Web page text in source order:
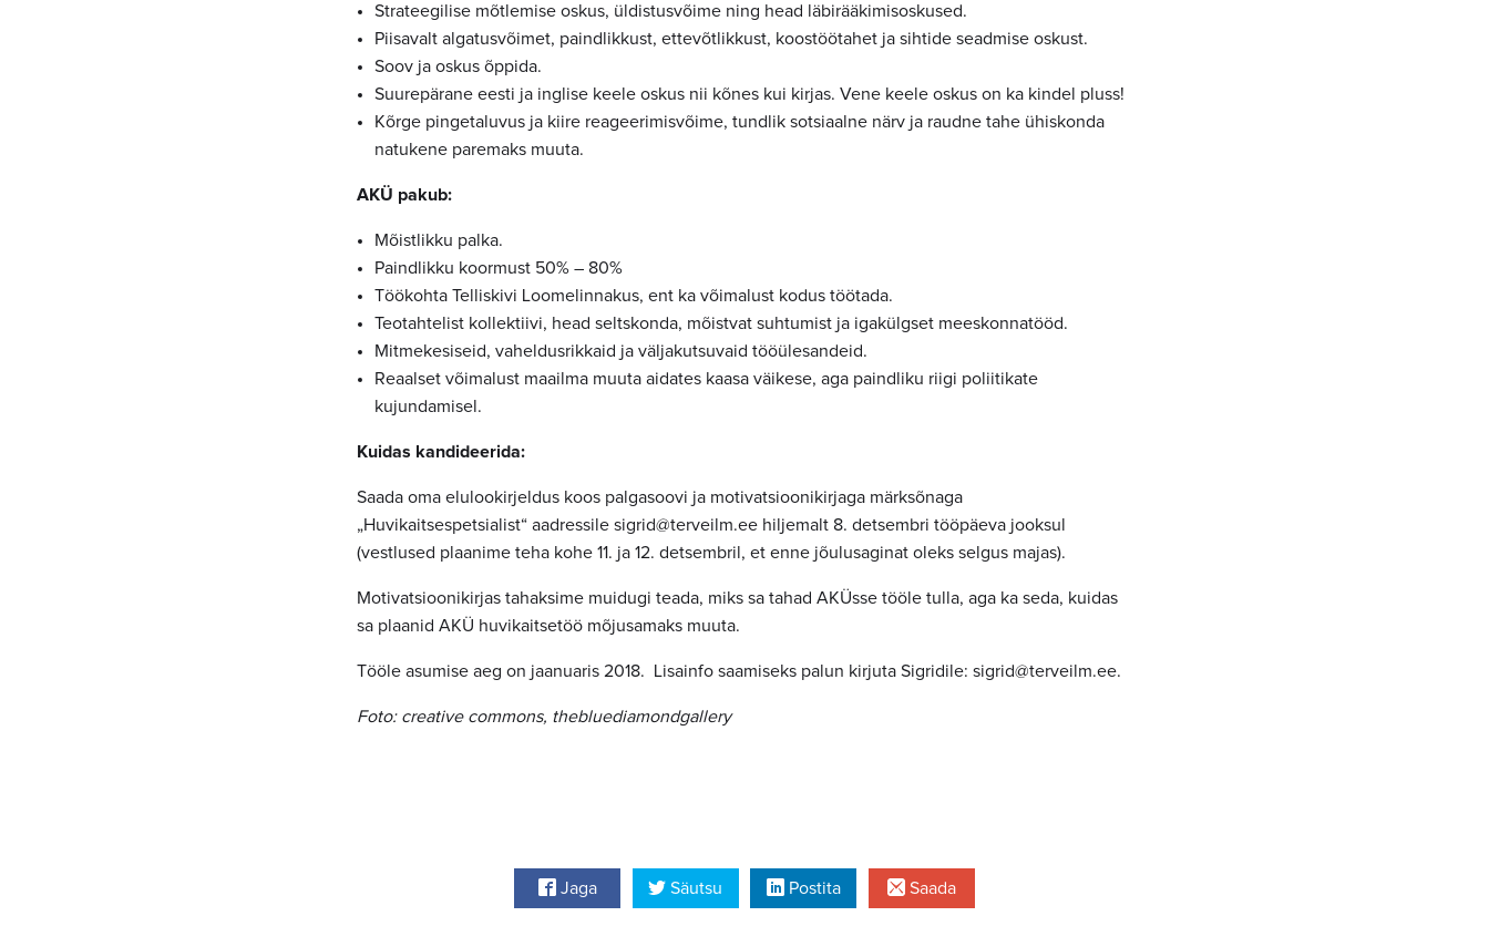
Strateegilise mõtlemise oskus, üldistusvõime ning head läbirääkimisoskused.
Piisavalt algatusvõimet, paindlikkust, ettevõtlikkust, koostöötahet ja sihtide seadmise oskust.
Soov ja oskus õppida.
Suurepärane eesti ja inglise keele oskus nii kõnes kui kirjas. Vene keele oskus on ka kindel pluss!
Kõrge pingetaluvus ja kiire reageerimisvõime, tundlik sotsiaalne närv ja raudne tahe ühiskonda
natukene paremaks muuta.
AKÜ pakub:
Mõistlikku palka.
Paindlikku koormust 50% – 80%
Töökohta Telliskivi Loomelinnakus, ent ka võimalust kodus töötada.
Teotahtelist kollektiivi, head seltskonda, mõistvat suhtumist ja igakülgset meeskonnatööd.
Mitmekesiseid, vaheldusrikkaid ja väljakutsuvaid tööülesandeid.
Reaalset võimalust maailma muuta aidates kaasa väikese, aga paindliku riigi poliitikate
kujundamisel.
Kuidas kandideerida:
Saada oma elulookirjeldus koos palgasoovi ja motivatsioonikirjaga märksõnaga
„Huvikaitsespetsialist“ aadressile sigrid@terveilm.ee hiljemalt 8. detsembri tööpäeva jooksul
(vestlused plaanime teha kohe 11. ja 12. detsembril, et enne jõulusaginat oleks selgus majas).
Motivatsioonikirjas tahaksime muidugi teada, miks sa tahad AKÜsse tööle tulla, aga ka seda, kuidas
sa plaanid AKÜ huvikaitsetöö mõjusamaks muuta.
Tööle asumise aeg on jaanuaris 2018. Lisainfo saamiseks palun kirjuta Sigridile: sigrid@terveilm.ee.
Foto: creative commons, thebluediamondgallery
Jaga Säutsu Postita Saada